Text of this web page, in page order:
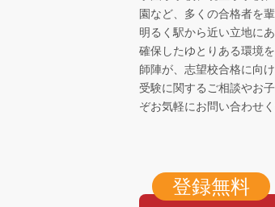
園など、多くの合格者を
明るく駅から近い立地に
確保したゆとりある環境
師陣が、志望校合格に向
受験に関するご相談やお
ぞお気軽にお問い合わせく
登録無料